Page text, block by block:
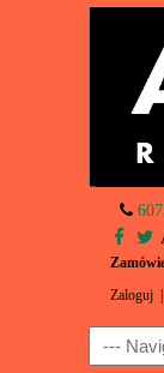
Zaloguj
Navigation